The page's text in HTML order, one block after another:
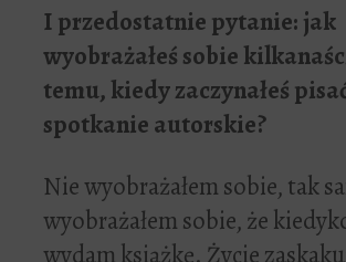
I przedostatnie pytanie: jak
wyobrażałeśsobie kilkanaś
temu, kiedy zaczynałeśpisa
spotkanie autorskie?
Nie wyobrażałem sobie, tak
wyobrażałem sobie, że
wydam książkę. Życie